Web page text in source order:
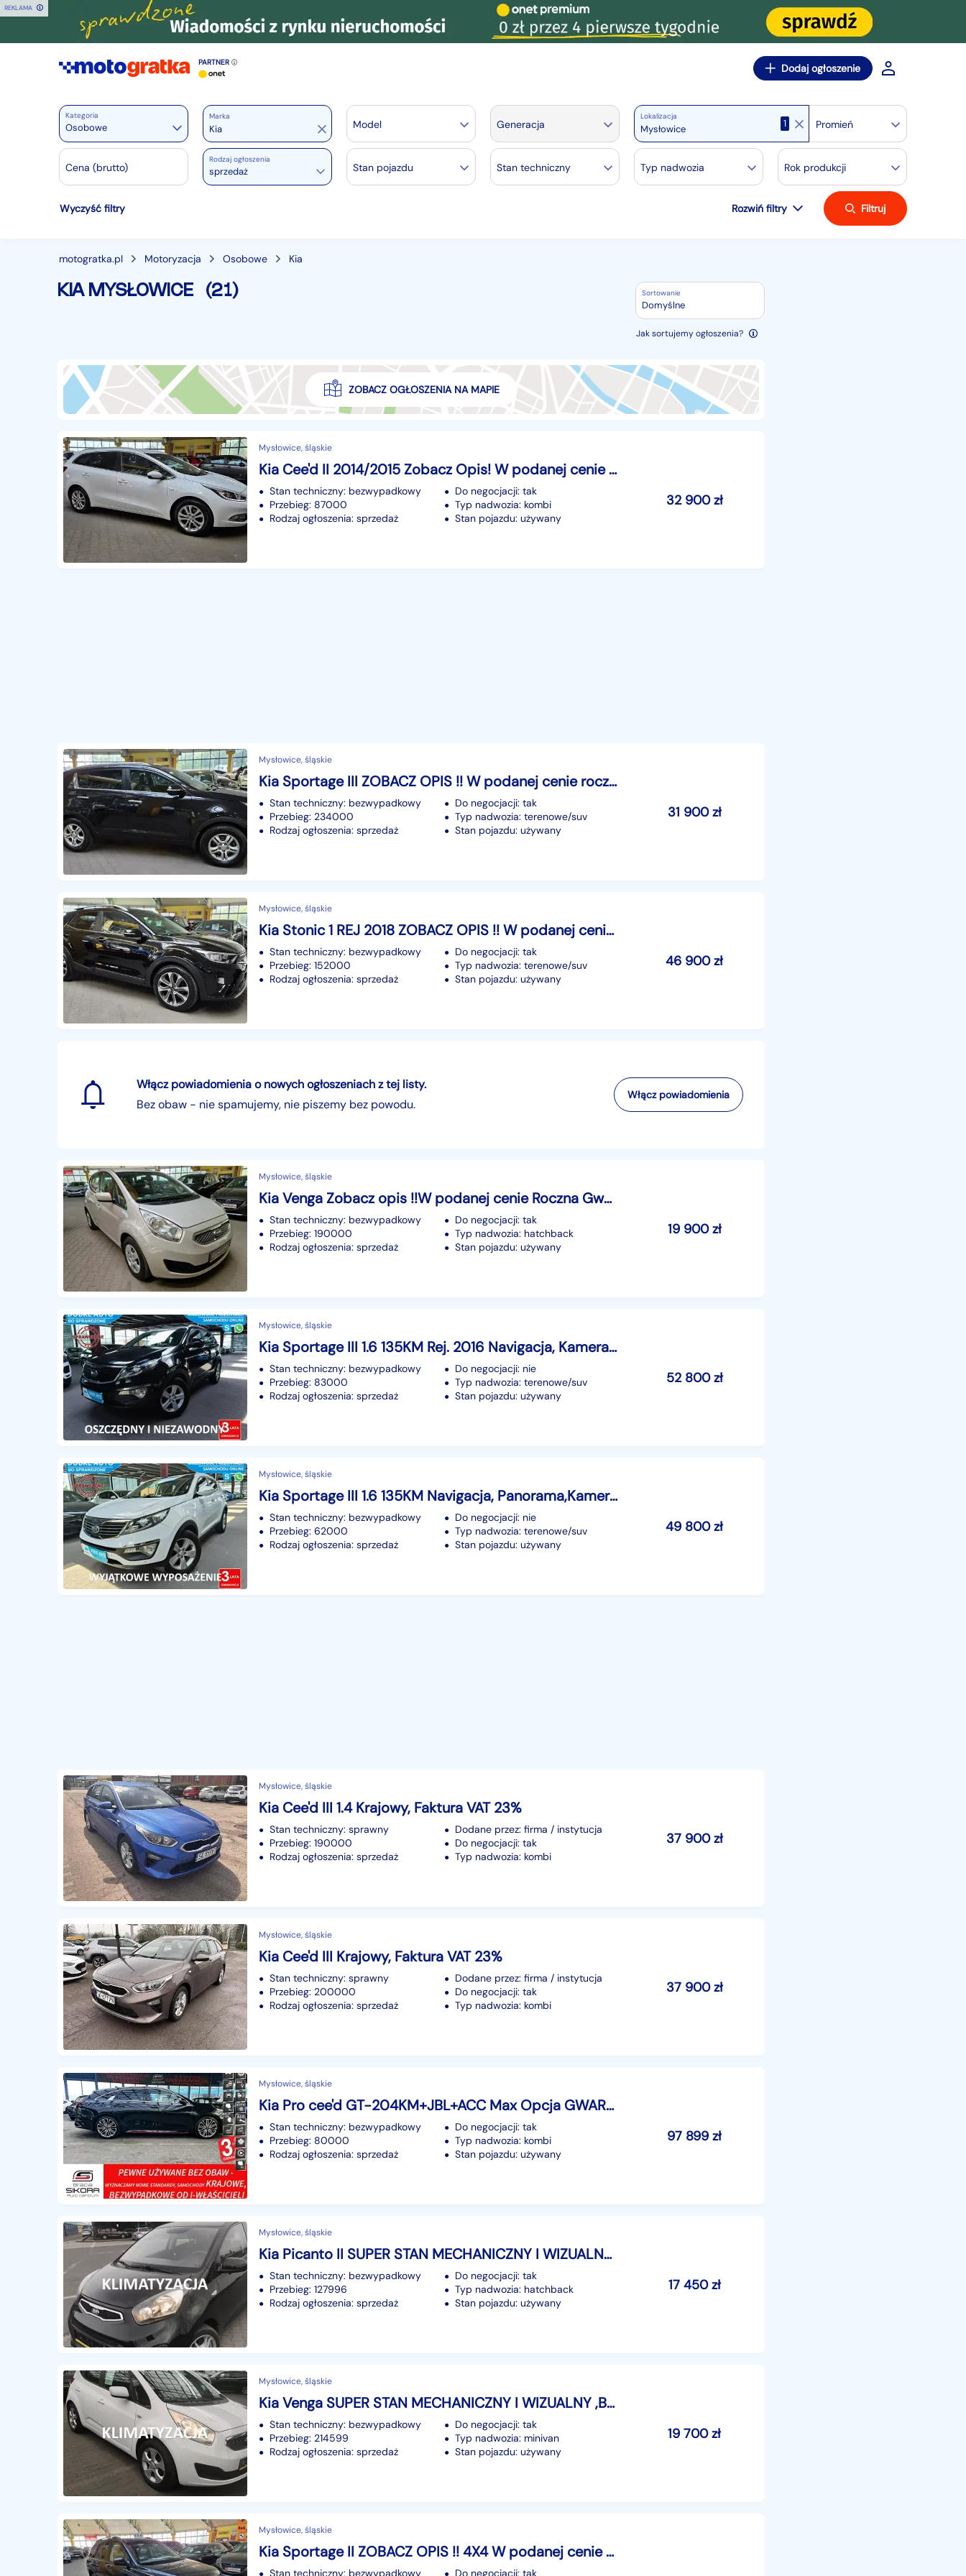
REKLAMA
PARTNER Dodaj ogłoszenie
Kategoria
Osobowe
Motoryzacja
Osobowe
Dostawcze 3537
Autobusy 166
Części samochodowe 14649
Części motocyklowe 1
Pojazdy specjalistyczne
Pozostałe 1066
Marka
Model Generacja
Lokalizacja
1 Promień
Cena (brutto)
Rodzaj ogłoszenia
sprzedaż Stan pojazdu Stan techniczny Typ nadwozia Rok produkcji
Wyczyść filtry Rozwiń filtry Filtruj
motogratka.pl Motoryzacja Osobowe Kia
KIA MYSŁOWICE (21) Sortowanie
Domyślne
Jak sortujemy ogłoszenia?
ZOBACZ OGŁOSZENIA NA MAPIE
Mysłowice, śląskie
Kia Cee'd II 2014/2015 Zobacz Opis! W podanej cenie roczna gwarancja
Stan techniczny: bezwypadkowy
Przebieg: 87000
Rodzaj ogłoszenia: sprzedaż
Do negocjacji: tak
Typ nadwozia: kombi
Stan pojazdu: używany
32 900zł
Mysłowice, śląskie
Kia Sportage III ZOBACZ OPIS !! W podanej cenie roczna gwarancja
Stan techniczny: bezwypadkowy
Przebieg: 234000
Rodzaj ogłoszenia: sprzedaż
Do negocjacji: tak
Typ nadwozia: terenowe/suv
Stan pojazdu: używany
31 900zł
Mysłowice, śląskie
Kia Stonic 1 REJ 2018 ZOBACZ OPIS !! W podanej cenie roczna gwarancja
Stan techniczny: bezwypadkowy
Przebieg: 152000
Rodzaj ogłoszenia: sprzedaż
Do negocjacji: tak
Typ nadwozia: terenowe/suv
Stan pojazdu: używany
46 900zł
Włącz powiadomienia o nowych ogłoszeniach z tej listy.
Bez obaw - nie spamujemy, nie piszemy bez powodu.
Włącz powiadomienia
Mysłowice, śląskie
Kia Venga Zobacz opis !!W podanej cenie Roczna Gwarancja !!
Stan techniczny: bezwypadkowy
Przebieg: 190000
Rodzaj ogłoszenia: sprzedaż
Do negocjacji: tak
Typ nadwozia: hatchback
Stan pojazdu: używany
19 900zł
Mysłowice, śląskie
Kia Sportage III 1.6 135KM Rej. 2016 Navigacja, Kamera, Grzane Fotele Przód/Tył
Stan techniczny: bezwypadkowy
Przebieg: 83000
Rodzaj ogłoszenia: sprzedaż
Do negocjacji: nie
Typ nadwozia: terenowe/suv
Stan pojazdu: używany
52 800zł
Mysłowice, śląskie
Kia Sportage III 1.6 135KM Navigacja, Panorama,Kamera, Asyst.Parkowania,Hands Free
Stan techniczny: bezwypadkowy
Przebieg: 62000
Rodzaj ogłoszenia: sprzedaż
Do negocjacji: nie
Typ nadwozia: terenowe/suv
Stan pojazdu: używany
49 800zł
Mysłowice, śląskie
Kia Cee'd III 1.4 Krajowy, Faktura VAT 23%
Stan techniczny: sprawny
Przebieg: 190000
Rodzaj ogłoszenia: sprzedaż
Dodane przez: firma / instytucja
Do negocjacji: tak
Typ nadwozia: kombi
37 900zł
Mysłowice, śląskie
Kia Cee'd III Krajowy, Faktura VAT 23%
Stan techniczny: sprawny
Przebieg: 200000
Rodzaj ogłoszenia: sprzedaż
Dodane przez: firma / instytucja
Do negocjacji: tak
Typ nadwozia: kombi
37 900zł
Mysłowice, śląskie
Kia Pro cee'd GT-204KM+JBL+ACC Max Opcja GWARANCJA I-wł Krajowy Bezwypadkowy F23%
Stan techniczny: bezwypadkowy
Przebieg: 80000
Rodzaj ogłoszenia: sprzedaż
Do negocjacji: tak
Typ nadwozia: kombi
Stan pojazdu: używany
97 899 zł
Mysłowice, śląskie
Kia Picanto II SUPER STAN MECHANICZNY I WIZUALNY , KLIMATYZACJA, NISKI PRZEBIEG !
Stan techniczny: bezwypadkowy
Przebieg: 127996
Rodzaj ogłoszenia: sprzedaż
Do negocjacji: tak
Typ nadwozia: hatchback
Stan pojazdu: używany
17 450zł
Mysłowice, śląskie
Kia Venga SUPER STAN MECHANICZNY I WIZUALNY ,BARDZO DOBRY BENZYNOWY SILNIK 1.4
Stan techniczny: bezwypadkowy
Przebieg: 214599
Rodzaj ogłoszenia: sprzedaż
Do negocjacji: tak
Typ nadwozia: minivan
Stan pojazdu: używany
19 700zł
Mysłowice, śląskie
Kia Sportage II ZOBACZ OPIS !! 4X4 W podanej cenie roczna gwarancja
Stan techniczny: bezwypadkowy Do negocjacji: tak